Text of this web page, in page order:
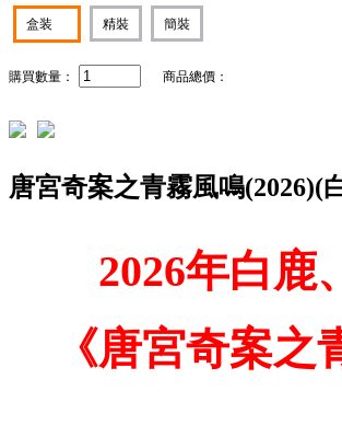
盒装 精裝 簡裝
購買數量： 商品總價：
唐宮奇案之青霧風鳴(2026)(
2026年白鹿
《唐宮奇案